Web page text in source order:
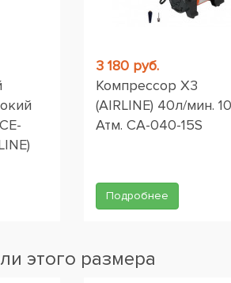
3 180 руб.
Компрессор X3
(AIRLINE) 40л/мин. 10
Атм. CA-040-15S
Подробнее
этого размера